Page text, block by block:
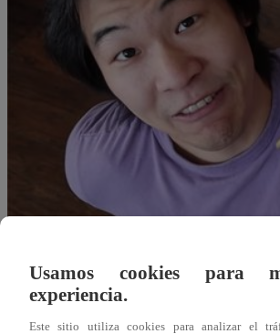
Redacción Latina
Usamos cookies para
experiencia.
Este sitio utiliza cookies para analizar el